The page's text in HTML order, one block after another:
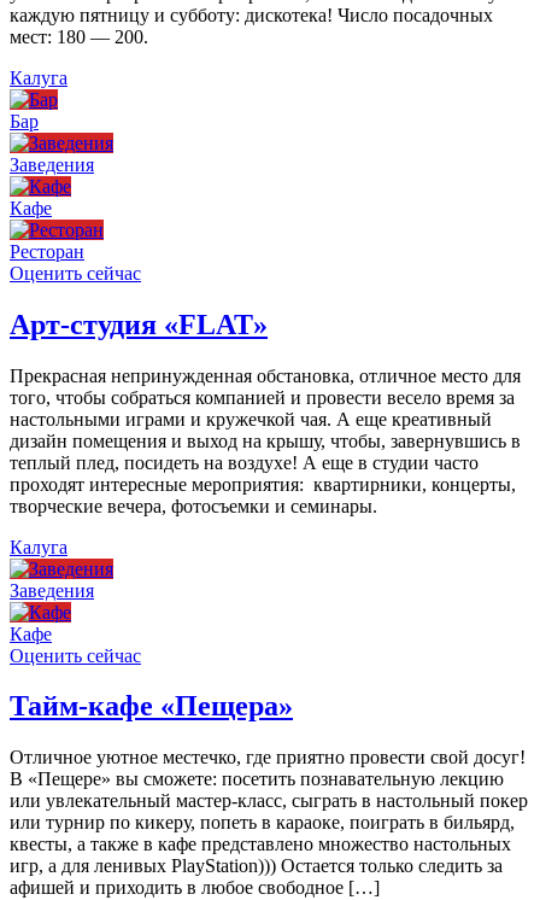
каждую пятницу и субботу: дискотека! Число посадочных
мест: 180 — 200.
Калуга
Бар
Заведения
Кафе
Ресторан
Оценить сейчас
Арт-студия «FLAT»
Прекрасная непринужденная обстановка, отличное место для
того, чтобы собраться компанией и провести весело время за
настольными играми и кружечкой чая. А еще креативный
дизайн помещения и выход на крышу, чтобы, завернувшись в
теплый плед, посидеть на воздухе! А еще в студии часто
проходят интересные мероприятия: квартирники, концерты,
творческие вечера, фотосъемки и семинары.
Калуга
Заведения
Кафе
Оценить сейчас
Тайм-кафе «Пещера»
Отличное уютное местечко, где приятно провести свой досуг!
В «Пещере» вы сможете: посетить познавательную лекцию
или увлекательный мастер-класс, сыграть в настольный покер
или турнир по кикеру, попеть в караоке, поиграть в бильярд,
квесты, а также в кафе представлено множество настольных
игр, а для ленивых PlayStation))) Остается только следить за
афишей и приходить в любое свободное […]